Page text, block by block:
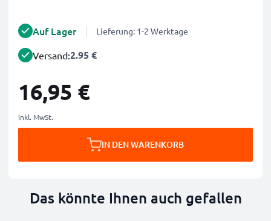
Auf Lager Lieferung: 1-2 Werktage
Versand:2.95 €
16,95 €
inkl. MwSt.
IN DEN WARENKORB
Das könnte Ihnen auch gefallen